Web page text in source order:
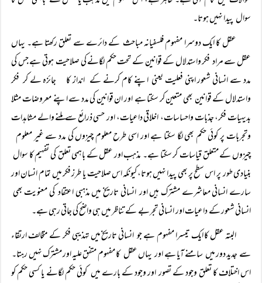
سوال پیدا نہیں ہوتا۔
عقل کا ایک دوسرا مفہوم فلسفیانہ مباحث کے دائرے سے تعلق رکھتا ہے۔ یہاں
عقل سے مراد فکر واستدلال کے قوانین کے تحت حکم لگانے کی صلاحیت ہوتی ہے جس کی
مدد سے انسانی شعور اپنی فعلیت یعنی اپنے کام کرنے کے انداز کا جائزہ لے کر فکر
واستدلال کے قوانین بھی متعین کر سکتا ہے اور ان قوانین کی مدد سے اپنے معروضات مثلا
بدیہیات فکر، جذبات واحساسات، اخلاقی داعیات، اور حسی ذرائع سے ملنے والے مشاہدات
وتجربات پر کوئی حکم بھی لگا سکتا ہے اور اسی طرح معلوم چیزوں کی مدد سے غیر معلوم
چیزوں کے متعلق قیاسات کر سکتا ہے۔ مذہب اور عقل کے باہمی تعلق کی تفہیم کا سوال
بنیادی طور پر اس سطح پر بھی پیدا نہیں ہوتا، کیونکہ اس صلاحیت یا طرز فکر میں تمام انسان اور
سارے انسانی معاشرے مشترک ہیں اور انسانی تاریخ میں مذہبی اعتقاد کی معنویت بھی
انسانی شعور کے داعیات اور انسانی تجربے کے تناظر میں ہی واضح کی جاتی رہی ہے۔
البتہ عقل کا ایک تیسرا مفہوم ہے جو انسانی تاریخ میں تہذیبی فکر کے متخالف ارتقاء
سے جدید دور میں سامنے آیا ہے اور یہاں عقل کا مفہوم متفق علیہ اور مشترک نہیں رہتا۔
اس اختلاف کا تعلق وجود کے تصور اور وجود کے بارے میں کوئی حکم لگانے یا کسی حکم کو